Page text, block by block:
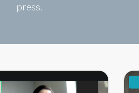
press.